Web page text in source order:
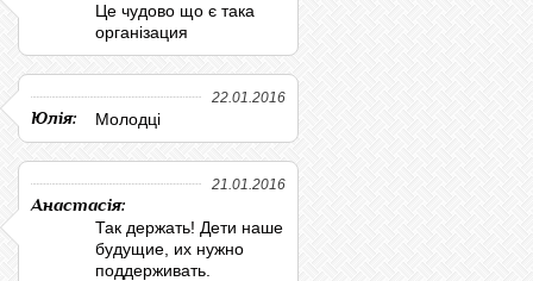
Це чудово що є така
організация
22.01.2016
Юлія: Молодці
21.01.2016
Анастасія:
Так держать! Дети наше
будущие, их нужно
поддерживать.